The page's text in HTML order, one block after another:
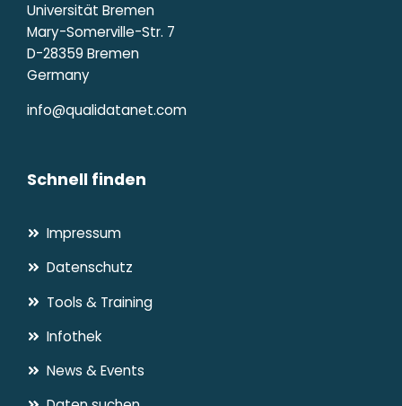
Universität Bremen
Mary-Somerville-Str. 7
D-28359 Bremen
Germany
info@qualidatanet.com
Schnell finden
Impressum
Datenschutz
Tools & Training
Infothek
News & Events